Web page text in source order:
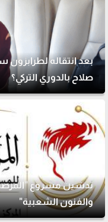
بعد انتقاله
صلاح بالدوري التركي؟
تدشين مشروع
والفنون الشعبية"